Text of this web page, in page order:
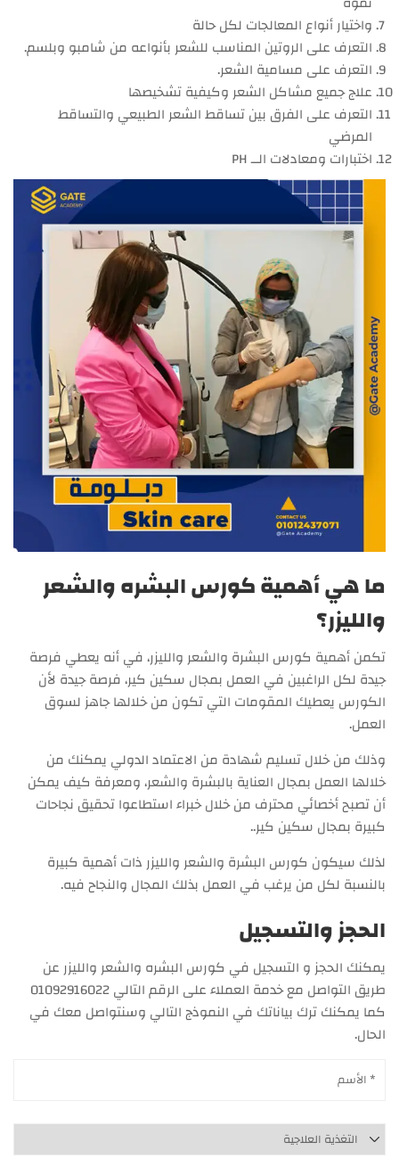
واختيار أنواع المعالجات لكل حالة
التعرف على الروتين المناسب للشعر بأنواعه من شامبو وبلسم.
التعرف على مسامية الشعر.
علاج جميع مشاكل الشعر وكيفية تشخيصها
التعرف على الفرق بين تساقط الشعر الطبيعي والتساقط
المرضي
اختبارات ومعادلات الــ PH
ما هي أهمية كورس البشره والشعر
والليزر؟
تكمن أهمية كورس البشرة والشعر والليزر، في أنه يعطي فرصة
جيدة لكل الراغبين في العمل بمجال سكين كير، فرصة جيدة لأن
الكورس يعطيك المقومات التي تكون من خلالها جاهز لسوق
العمل.
وذلك من خلال تسليم شهادة من الاعتماد الدولي يمكنك من
خلالها العمل بمجال العناية بالبشرة والشعر، ومعرفة كيف يمكن
أن تصبح أخصائي محترف من خلال خبراء استطاعوا تحقيق نجاحات
كبيرة بمجال سكين كير..
لذلك سيكون كورس البشرة والشعر والليزر ذات أهمية كبيرة
بالنسبة لكل من يرغب في العمل بذلك المجال والنجاح فيه.
الحجز والتسجيل
يمكنك الحجز و التسجيل في كورس البشره والشعر والليزر عن
طريق التواصل مع خدمة العملاء على الرقم التالي 01092916022
كما يمكنك ترك بياناتك في النموذج التالي وسنتواصل معك في
الحال.